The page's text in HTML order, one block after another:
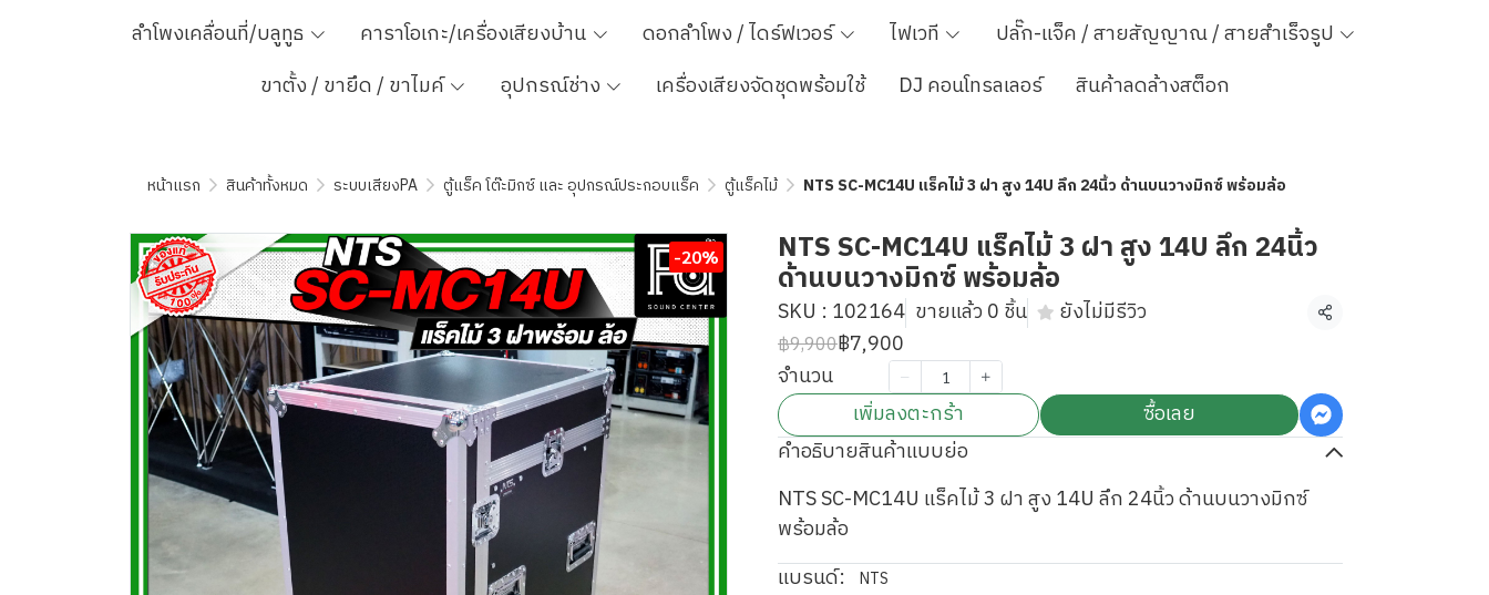
ลำโพงเคลื่อนที่/บลูทูธ
คาราโอเกะ/เครื่องเสียงบ้าน ดอกลำโพง / ไดร์ฟเวอร์ ไฟเวที
ปลั๊ก-แจ็ค / สายสัญญาณ / สายสำเร็จรูป
ขาตั้ง / ขายึด / ขาไมค์
อุปกรณ์ช่าง เครื่องเสียงจัดชุดพร้อมใช้ DJ คอนโทรลเลอร์ สินค้าลดล้างสต็อก
หน้าแรก สินค้าทั้งหมด ระบบเสียงPA ตู้แร็ค โต๊ะมิกซ์ และ อุปกรณ์ประกอบแร็ค ตู้แร็คไม้ NTS SC-MC14U แร็คไม้ 3 ฝา สูง 14U ลึก 24นิ้ว ด้านบนวางมิกซ์ พร้อมล้อ
-20% NTS SC-MC14U แร็คไม้ 3 ฝา สูง 14U ลึก 24นิ้ว
ด้านบนวางมิกซ์ พร้อมล้อ
SKU : 102164 ขายแล้ว 0 ชิ้น ยังไม่มีรีวิว แชร์
฿9,900฿7,900
จำนวน
เพิ่มลงตะกร้า
ซื้อเลย
คำอธิบายสินค้าแบบย่อ
NTS SC-MC14U แร็คไม้ 3 ฝา สูง 14U ลึก 24นิ้ว ด้านบนวางมิกซ์
พร้อมล้อ
แบรนด์:
NTS